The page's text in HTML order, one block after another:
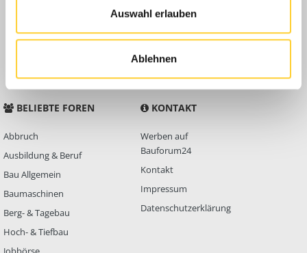
Auswahl erlauben
Ablehnen
Anleitungen
FAQ
Community Regeln
BELIEBTE FOREN
Abbruch
Ausbildung & Beruf
Bau Allgemein
Baumaschinen
Berg- & Tagebau
Hoch- & Tiefbau
KONTAKT
Werben auf
Bauforum24
Kontakt
Impressum
Datenschutzerklärung